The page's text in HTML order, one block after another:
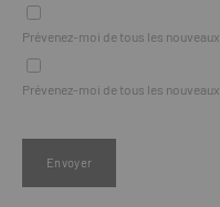
Prévenez-moi de tous les
Prévenez-moi de tous les